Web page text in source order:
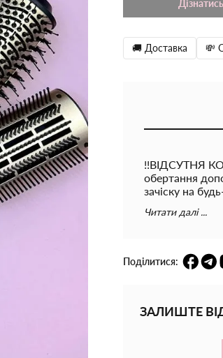
🚚 Доставка 💸
!!ВІДСУТНЯ
обертання
зачіску на
візиту до
Кількість
Читати далі ...
Поділитися:
ЗАЛИШТЕ